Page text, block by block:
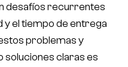
desafíos recurrentes
y el tiempo de entrega
problemas y
claras es